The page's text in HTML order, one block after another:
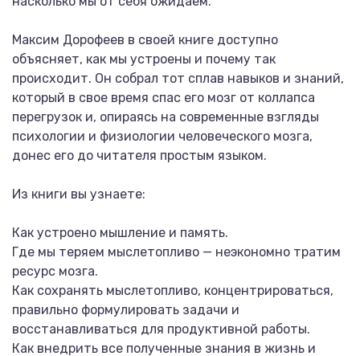
Максим Дорофеев в своей книге доступно
объясняет, как мы устроены и почему так
происходит. Он собрал тот сплав навыков и знаний,
который в свое время спас его мозг от коллапса
перегрузок и, опираясь на современные взгляды
психологии и физиологии человеческого мозга,
донес его до читателя простым языком.
Из книги вы узнаете:
Как устроено мышление и память.
Где мы теряем мыслетопливо — неэкономно тратим
ресурс мозга.
Как сохранять мыслетопливо, концентрироваться,
правильно формулировать задачи и
восстанавливаться для продуктивной работы.
Как внедрить все полученные знания в жизнь и